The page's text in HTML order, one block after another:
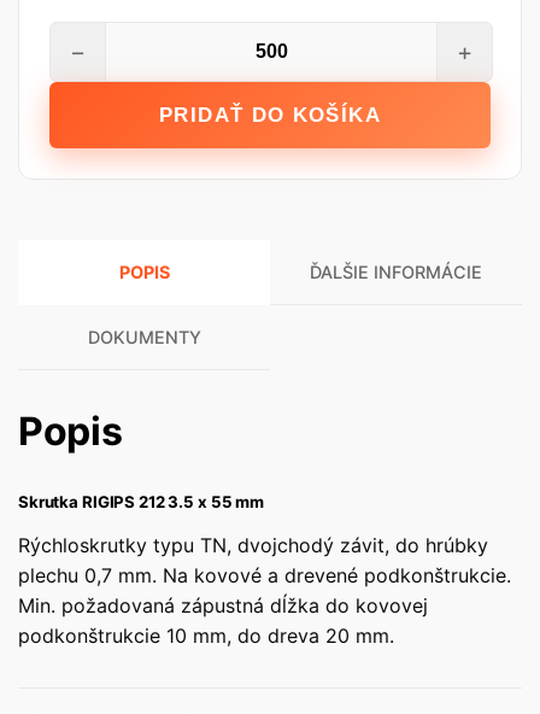
3.5
− +
PRIDAŤ DO KOŠÍKA
POPIS ĎALŠIE INFORMÁCIE
DOKUMENTY
Popis
Skrutka RIGIPS 212 3.5 x 55 mm
Rýchloskrutky typu TN, dvojchodý závit, do hrúbky
plechu 0,7 mm. Na kovové a drevené podkonštrukcie.
Min. požadovaná zápustná dĺžka do kovovej
podkonštrukcie 10 mm, do dreva 20 mm.